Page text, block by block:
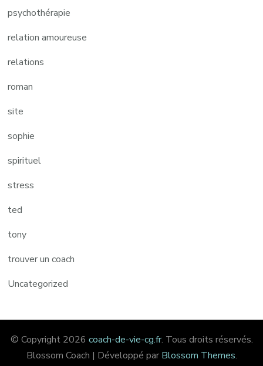
psychothérapie
relation amoureuse
relations
roman
site
sophie
spirituel
stress
ted
tony
trouver un coach
Uncategorized
© Copyright 2026 coach-de-vie-cg.fr. Tous droits réservés.
Blossom Coach | Développé par Blossom Themes.